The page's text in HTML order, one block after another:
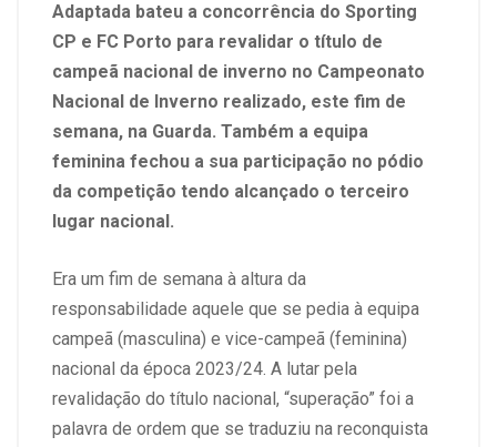
Adaptada bateu a concorrência do Sporting
CP e FC Porto para revalidar o título de
campeã nacional de inverno no Campeonato
Nacional de Inverno realizado, este fim de
semana, na Guarda. Também a equipa
feminina fechou a sua participação no pódio
da competição tendo alcançado o terceiro
lugar nacional.
Era um fim de semana à altura da
responsabilidade aquele que se pedia à equipa
campeã (masculina) e vice-campeã (feminina)
nacional da época 2023/24. A lutar pela
revalidação do título nacional, “superação” foi a
palavra de ordem que se traduziu na reconquista